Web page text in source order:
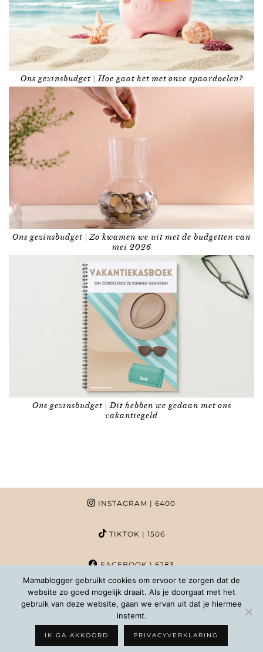
Ons gezinsbudget | Hoe gaat het met onze spaardoelen?
Ons gezinsbudget | Zo kwamen we uit met de budgetten van
mei 2026
Ons gezinsbudget | Dit hebben we gedaan met ons
vakantiegeld
INSTAGRAM | 6400
TIKTOK | 1506
FACEBOOK| 6283
PINTEREST | 1020
WORDPRESS THEMES BYpipdig
Mamablogger gebruikt cookies om ervoor te zorgen dat de
website zo goed mogelijk draait. Als je doorgaat met het
gebruik van deze website, gaan we ervan uit dat je hiermee
instemt.
IK GA AKKOORD PRIVACYVERKLARING